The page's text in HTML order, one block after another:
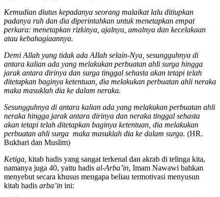
Kemudian diutus kepadanya seorang malaikat lalu ditiupkan
padanya ruh dan dia diperintahkan untuk menetapkan empat
perkara: menetapkan rizkinya, ajalnya, amalnya dan kecelakaan
atau kebahagiaannya.
Demi Allah yang tidak ada AIlah selain-Nya, sesungguhnya di
antara kalian ada yang melakukan perbuatan ahli surga hingga
jarak antara dirinya dan surga tinggal sehasta akan tetapi telah
ditetapkan baginya ketentuan, dia melakukan perbuatan ahli neraka
maka masuklah dia ke dalam neraka.
Sesungguhnya di antara kalian ada yang melakukan perbuatan ahli
neraka hingga jarak antara dirinya dan neraka tinggal sehasta
akan tetapi telah ditetapkan baginya ketentuan, dia melakukan
perbuatan ahli surga maka masuklah dia ke dalam surga. (HR.
Bukhari dan Muslim)
Ketiga, kitab hadis yang sangat terkenal dan akrab di telinga kita,
namanya juga 40, yaitu hadis al-Arba’in, Imam Nawawi bahkan
menyebut secara khusus mengapa beliau termotivasi menyusun
kitab hadis arba’in ini: